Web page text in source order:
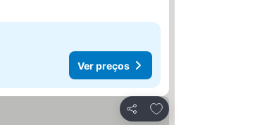
Ver preços
Partilhar
Adicionar aos favoritos